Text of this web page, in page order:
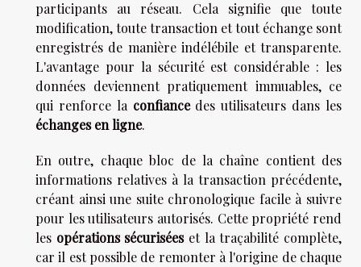
participants au réseau. Cela signifie que toute
modification, toute transaction et tout échange sont
enregistrés de manière indélébile et transparente.
L'avantage pour la sécurité est considérable : les
données deviennent pratiquement immuables, ce
qui renforce la confiancedes utilisateurs dans les
échanges en ligne.
En outre, chaque bloc de la chaîne contient des
informations relatives à la transaction précédente,
créant ainsi une suite chronologique facile à suivre
pour les utilisateurs autorisés. Cette propriété rend
les opérations sécuriséeset la traçabilité complète,
car il est possible de remonter à l'origine de chaque